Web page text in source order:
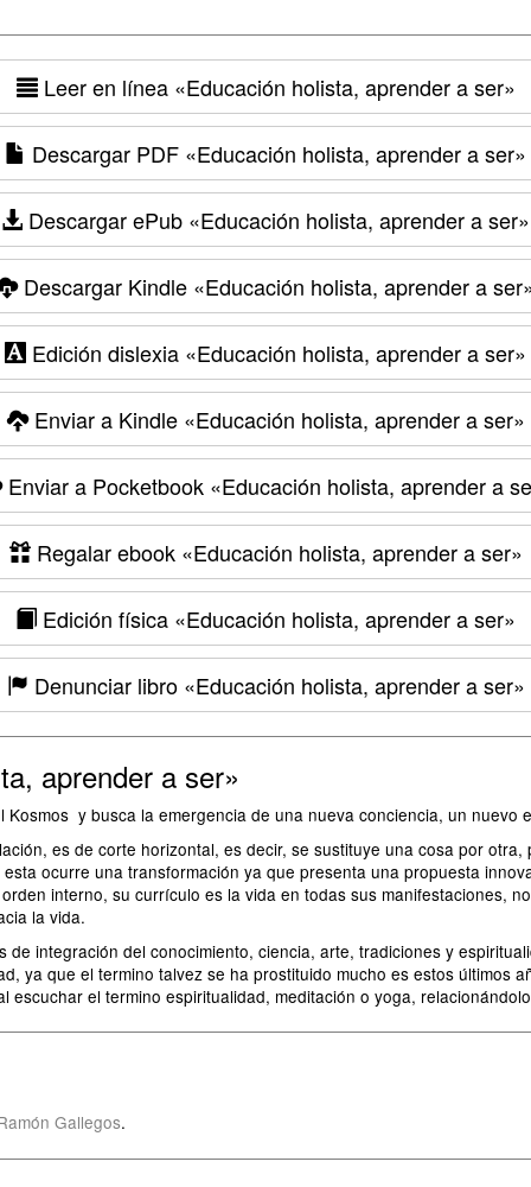
Leer en línea«Educación holista, aprender a ser»
Descargar PDF «Educación holista, aprender a ser»
Descargar ePub «Educación holista, aprender a ser»
Descargar Kindle «Educación holista, aprender a
Edición dislexia «Educación holista, aprender a ser»
Enviar a Kindle«Educación holista, aprender a ser»
Enviar a Pocketbook«Educación holista, aprender a
Regalar ebook«Educación holista, aprender a ser»
Edición física «Educación holista, aprender a ser»
Denunciar libro«Educación holista, aprender a ser»
aprender a ser»
y busca la emergencia de una nueva conciencia, un nuevo
es de corte horizontal, es decir, se sustituye una cosa por
ocurre una transformación ya que presenta una propuesta
interno, su currículo es la vida en todas sus manifestaciones,
la vida.
integración del conocimiento, ciencia, arte, tradiciones y
ya que el termino talvez se ha prostituido mucho es estos últimos
el termino espiritualidad, meditación o yoga,
Gallegos.